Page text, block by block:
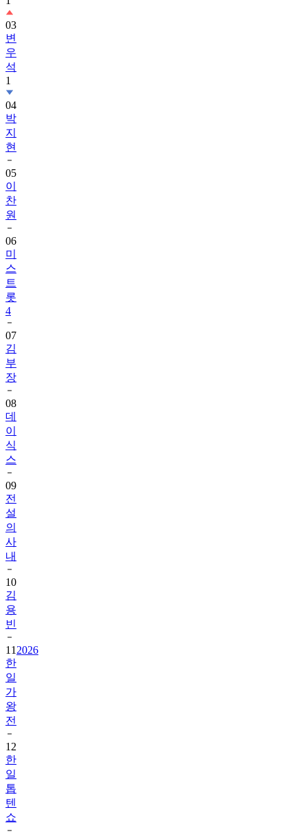
03
변
우
석
1
04
박
지
현
05
이
찬
원
06
미
스
트
롯
4
07
김
부
장
08
데
이
식
스
09
전
설
의
사
내
10
김
용
빈
11 2026
한
일
가
왕
전
12
한
일
톱
텐
쇼